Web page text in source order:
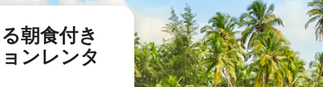
朝食付き
ンレンタ